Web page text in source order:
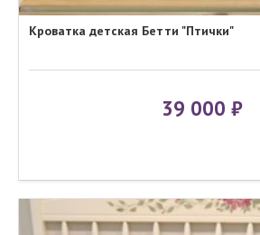
Кроватка детская Бетти "Птички"
39 000